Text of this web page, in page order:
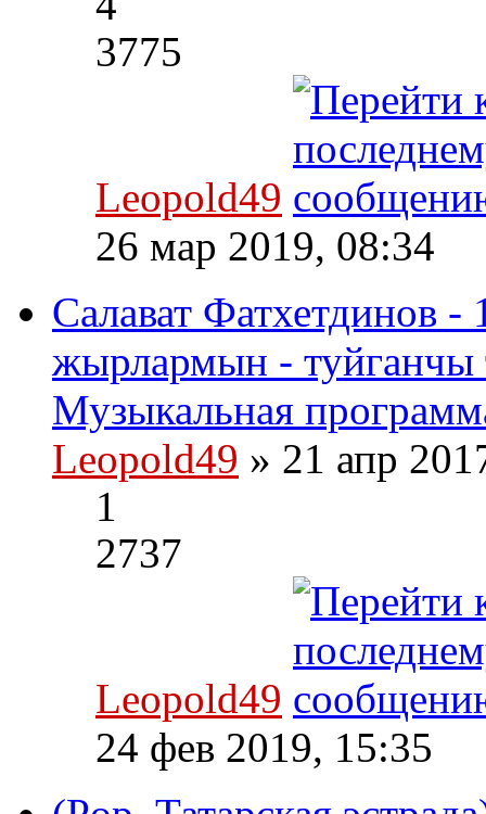
3775
Leopold49
26 мар 2019, 08:34
Салават Фатхетдинов
жырлармын - туйганчы
Музыкальная
Leopold49 » 21 апр
1
2737
Leopold49
24 фев 2019, 15:35